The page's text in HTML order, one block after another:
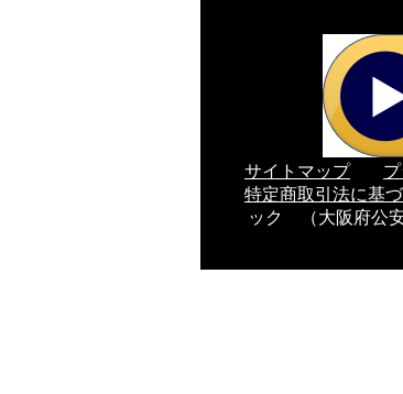
サイトマップ
特定商取引法に基
ック （大阪府公